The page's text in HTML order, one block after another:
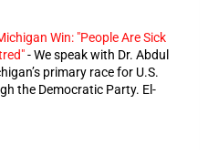
Win: "People Are Sick
-We speak with Dr. Abdul
primary race for U.S.
the Democratic Party. El-